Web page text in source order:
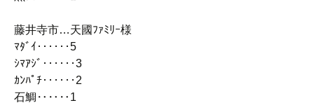
藤井寺市…天國ﾌｧﾐﾘｰ様
ﾏﾀﾞｲ‥‥‥5
ｼﾏｱｼﾞ‥‥‥3
ｶﾝﾊﾟﾁ‥‥‥2
石鯛‥‥‥1